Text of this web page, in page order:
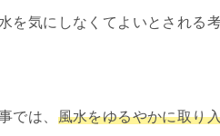
を気にしなくてよいとされる
では、 風水をゆるやかに取り